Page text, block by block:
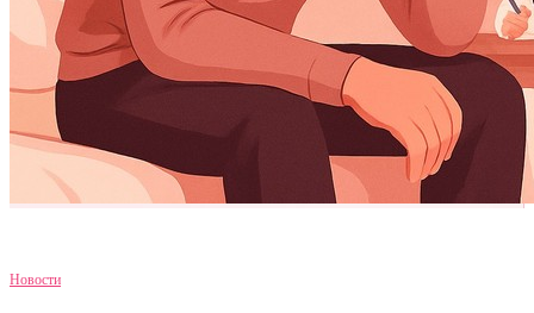
Новости